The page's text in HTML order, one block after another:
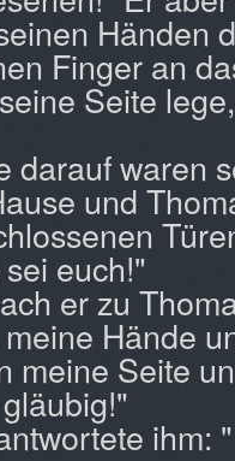
Händen
Finger an
Seite
darauf waren
und
euch!"
er zu
Hände
meine Seite
ihm: